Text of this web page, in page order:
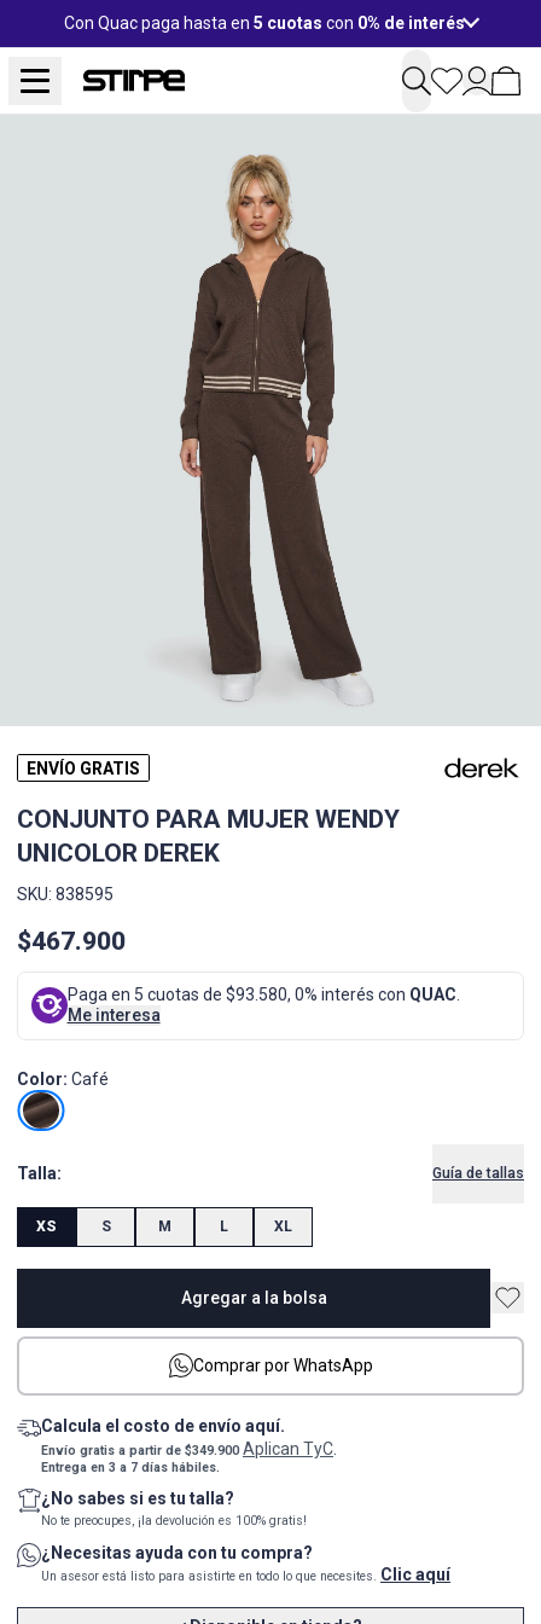
Con Quac paga hasta en 5 cuotas con 0% de interés
ENVÍO GRATIS
CONJUNTO PARA MUJER WENDY
UNICOLOR DEREK
SKU: 838595
$467.900
Paga en 5 cuotas de $93.580, 0% interés con QUAC
Me interesa
Color: Café
Talla: Guía de tallas
XS S M L XL
Agregar a la bolsa
Comprar por WhatsApp
Calcula el costo de envío aquí.
Envío gratis a partir de $349.900Aplican TyC.
Entrega en 3 a 7 días hábiles.
¿No sabes si es tu talla?
No te preocupes, ¡la devolución es 100% gratis!
¿Necesitas ayuda con tu compra?
Un asesor está listo para asistirte en todo lo que necesites. Clic aquí